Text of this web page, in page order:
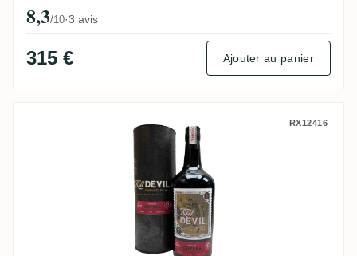
8,3/10·3 avis
315 € Ajouter au panier
Diamond Kill Devil 2004 RX12416